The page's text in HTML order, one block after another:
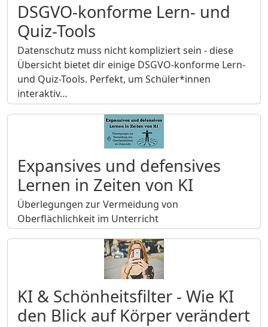
DSGVO-konforme Lern- und
Quiz-Tools
Datenschutz muss nicht kompliziert sein - diese
Übersicht bietet dir einige DSGVO-konforme Lern-
und Quiz-Tools. Perfekt, um Schüler*innen
interaktiv…
Expansives und defensives
Lernen in Zeiten von KI
Überlegungen zur Vermeidung von
Oberflächlichkeit im Unterricht
KI & Schönheitsfilter - Wie KI
den Blick auf Körper verändert